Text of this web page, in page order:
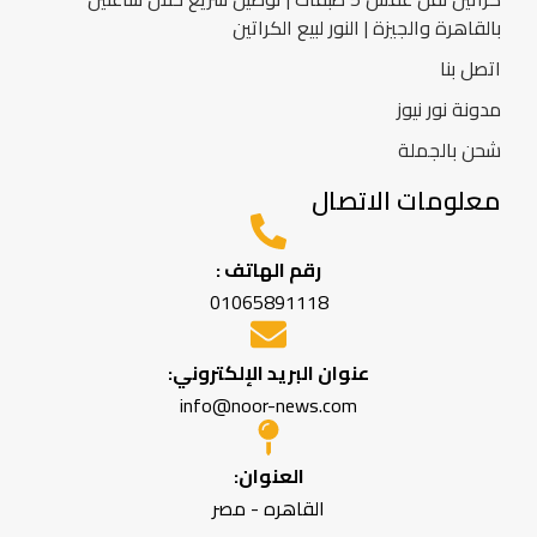
بالقاهرة والجيزة | النور لبيع الكراتين
اتصل بنا
مدونة نور نيوز
شحن بالجملة
معلومات الاتصال
رقم الهاتف :
01065891118
عنوان البريد الإلكتروني:
info@noor-news.com
العنوان:
القاهره - مصر